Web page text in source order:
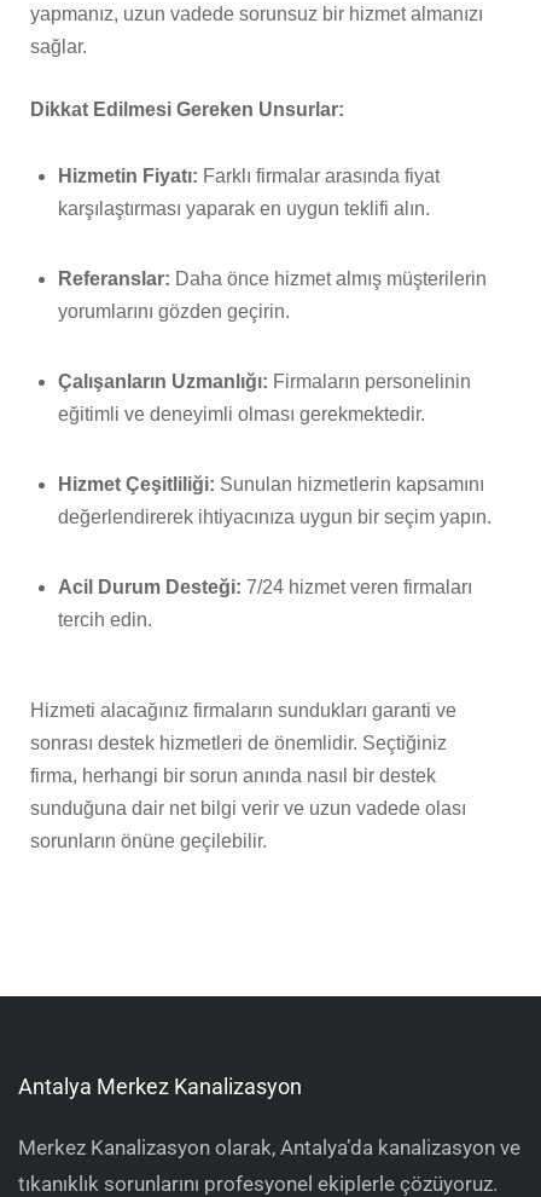
yapmanız, uzun vadede sorunsuz bir hizmet almanızı
sağlar.
Dikkat Edilmesi Gereken Unsurlar:
Hizmetin Fiyatı: Farklı firmalar arasında fiyat
karşılaştırması yaparak en uygun teklifi alın.
Referanslar: Daha önce hizmet almış müşterilerin
yorumlarını gözden geçirin.
Çalışanların Uzmanlığı: Firmaların personelinin
eğitimli ve deneyimli olması gerekmektedir.
Hizmet Çeşitliliği: Sunulan hizmetlerin kapsamını
değerlendirerek ihtiyacınıza uygun bir seçim yapın.
Acil Durum Desteği: 7/24 hizmet veren firmaları
tercih edin.
Hizmeti alacağınız firmaların sundukları garanti ve
sonrası destek hizmetleri de önemlidir. Seçtiğiniz
firma, herhangi bir sorun anında nasıl bir destek
sunduğuna dair net bilgi verir ve uzun vadede olası
sorunların önüne geçilebilir.
Antalya Merkez Kanalizasyon
Merkez Kanalizasyon olarak, Antalya’da kanalizasyon ve
tıkanıklık sorunlarını profesyonel ekiplerle çözüyoruz.